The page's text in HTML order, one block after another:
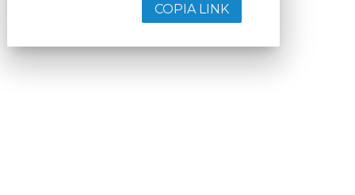
COPIA LINK